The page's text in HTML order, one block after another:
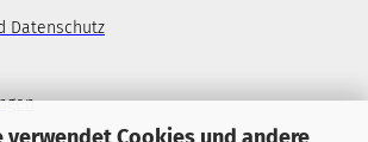
verwendet Cookies und andere
Datenschutz